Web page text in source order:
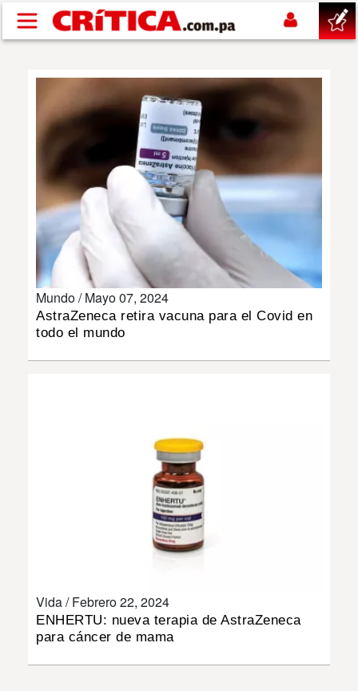
Pasar al contenido principal
SUCESOS
POLÍTICA
DEPORTES
Mundo /Mayo 07, 2024
AstraZeneca retira vacuna para el Covid en
todo el mundo
Vida /Febrero 22, 2024
ENHERTU: nueva terapia de AstraZeneca
para cáncer de mama